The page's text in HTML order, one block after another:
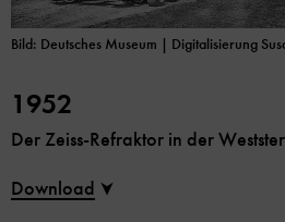
Bild: Deutsches Museum | Digitalisierung
1952
Der Zeiss-Refraktor in der
Download